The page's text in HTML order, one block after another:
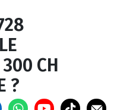
300 CH
?